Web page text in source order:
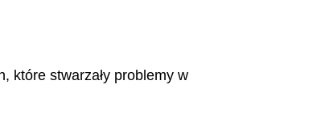
które stwarzały problemy w